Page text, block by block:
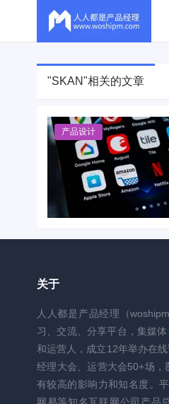
"SKAN"相关的文章
产品设计
关于
人人都是产品经理（
习、交流、分享平台，集媒
和运营人，成立12年举办在
经理大会、运营大会50+场
有较高的影响力和知名度。